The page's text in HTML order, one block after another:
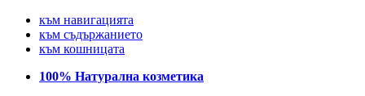
към навигацията
към съдържанието
към кошницата
100% Натурална козметика